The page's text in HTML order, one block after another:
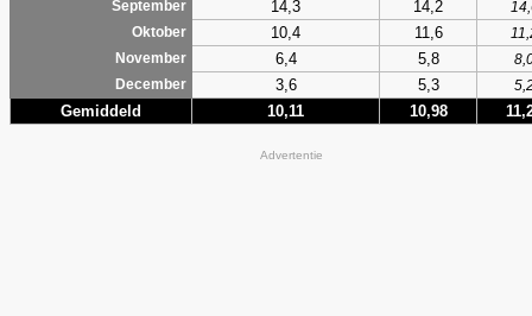
September
14,3 14,2
Oktober
10,4 11,6
November
6,4 5,8
December
3,6 5,3
Gemiddeld 10,11 10,98
Advertentie